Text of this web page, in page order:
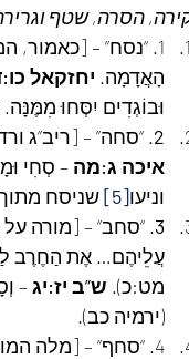
הסרה, שטף
1. “נסח” – [כאמור, המלה מורה תמיד על
הָאֲדָמָה. יחזקאל
וּבוֹגְדִים יִסְּחוּ מִמֶּנָּה.
2. “סחה” – [ריב”ג
איכה ג:מה – סְחִי
וניעו[5]
שניסח מתוך
3. “סחב” – [מורה על
עֲלֵיהֶם… אֶת הַחֶרֶב
מט:כ). ש”ב יז:יג –
(ירמיה כב).
4. “סחף” – [מלה המורה על